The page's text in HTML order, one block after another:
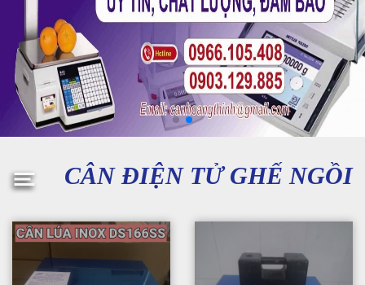
CÂN ĐIỆN TỬ GHẾ NGỒI